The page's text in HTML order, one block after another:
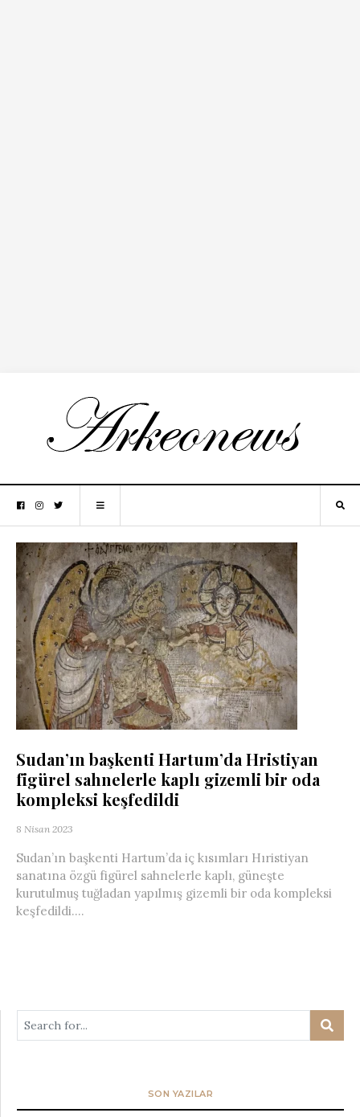
Sudan’ın başkenti Hartum’da Hristiyan
figürel sahnelerle kaplı gizemli bir oda
kompleksi keşfedildi
8 Nisan 2023
Sudan’ın başkenti Hartum’da iç kısımları Hıristiyan
sanatına özgü figürel sahnelerle kaplı, güneşte
kurutulmuş tuğladan yapılmış gizemli bir oda kompleksi
keşfedildi....
SON YAZILAR